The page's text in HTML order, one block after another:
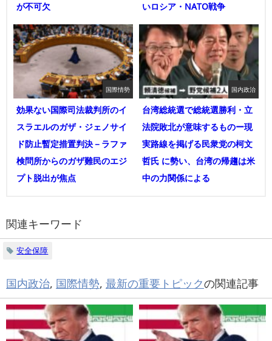
が不可欠
いロシア・NATO戦争
国際情勢
効果ない国際司法裁判所のイ
スラエルのガザ・ジェノサイ
ド防止暫定措置判決－ラファ
検問所からのガザ難民のエジ
プト脱出が焦点
国内政治
台湾総統選で総統選勝利・立
法院敗北が意味するものー現
実路線を掲げる民衆党の柯文
哲氏 に勢い、台湾の帰趨は米
中の力関係による
関連キーワード
安全保障
国内政治, 国際情勢, 最新の重要トピックの関連記事